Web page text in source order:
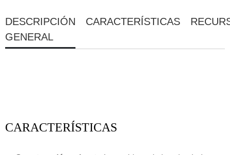
DESCRIPCIÓN
GENERAL
CARACTERÍSTICAS
CARACTERÍSTICAS